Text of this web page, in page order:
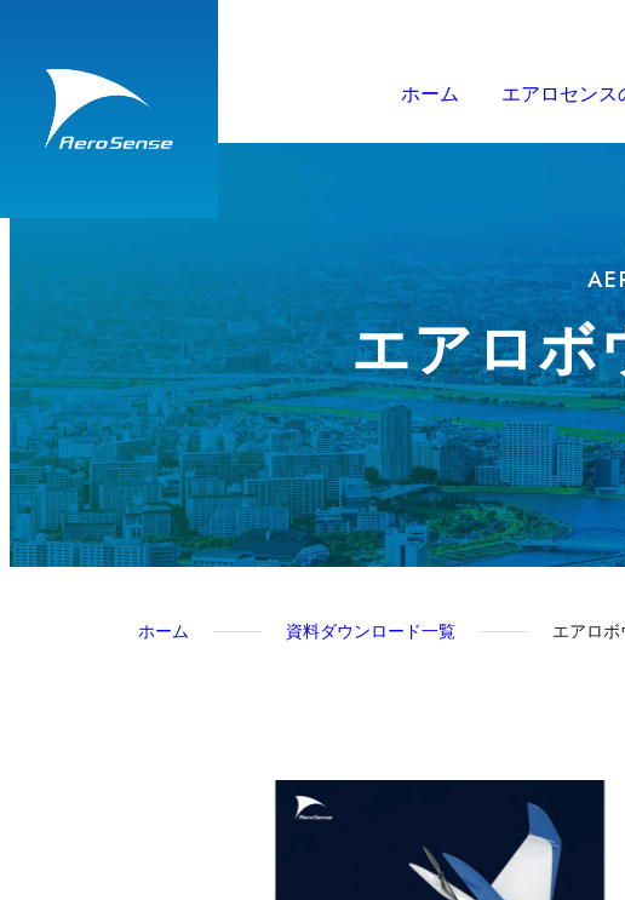
ホーム エアロセンス
エアロボ
ホーム 資料ダウンロード一覧 エアロ